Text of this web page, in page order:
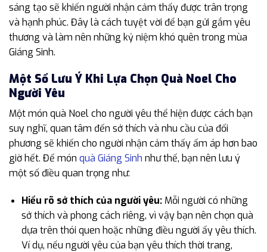
sáng tạo sẽ khiến người nhận cảm thấy được trân trọng
và hạnh phúc. Đây là cách tuyệt vời để bạn gửi gắm yêu
thương và làm nên những kỷ niệm khó quên trong mùa
Giáng Sinh.
Một Số Lưu Ý Khi Lựa Chọn Quà Noel Cho
Người Yêu
Một món quà Noel cho người yêu thể hiện được cách bạn
suy nghĩ, quan tâm đến sở thích và nhu cầu của đối
phương sẽ khiến cho người nhận cảm thấy ấm áp hơn bao
giờ hết. Để món quà Giáng Sinh như thế, bạn nên lưu ý
một số điều quan trọng như:
Hiểu rõ sở thích của người yêu:Mỗi người có những
sở thích và phong cách riêng, vì vậy bạn nên chọn quà
dựa trên thói quen hoặc những điều người ấy yêu thích.
Ví dụ, nếu người yêu của bạn yêu thích thời trang,